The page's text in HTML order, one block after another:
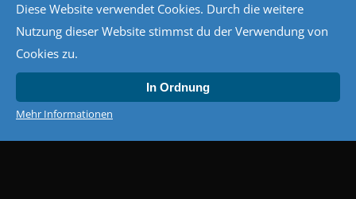
Diese Website verwendet Cookies. Durch die weitere
Nutzung dieser Website stimmst du der Verwendung von
Cookies zu.
In Ordnung
Mehr Informationen